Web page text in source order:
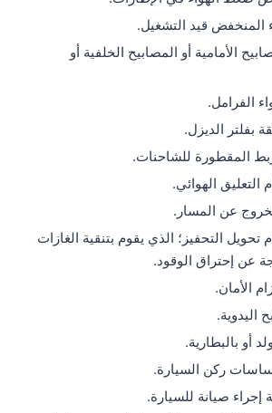
قيد التشغيل.
الأمامية أو المصابيح الخلفية أو
الفرامل.
بفلتر الديزل.
المقطورة للشاحنات.
الهوائي.
عن المسار.
التحفيز؛ الذي يقوم بتنقية الغازات
عن إحتراق الوقود.
الأمان.
اليدوية.
أو بالبطارية.
ركن السيارة.
صيانة للسيارة.